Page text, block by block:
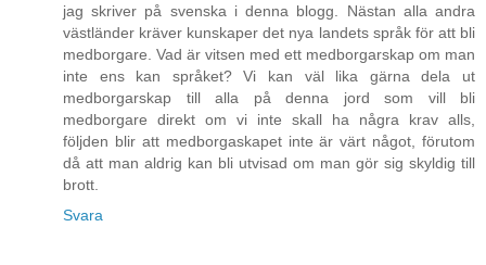
jag skriver på svenska i denna blogg. Nästan alla andra
västländer kräver kunskaper det nya landets språk för att bli
medborgare. Vad är vitsen med ett medborgarskap om man
inte ens kan språket? Vi kan väl lika gärna dela ut
medborgarskap till alla på denna jord som vill bli
medborgare direkt om vi inte skall ha några krav alls,
följden blir att medborgaskapet inte är värt något, förutom
då att man aldrig kan bli utvisad om man gör sig skyldig till
brott.
Svara